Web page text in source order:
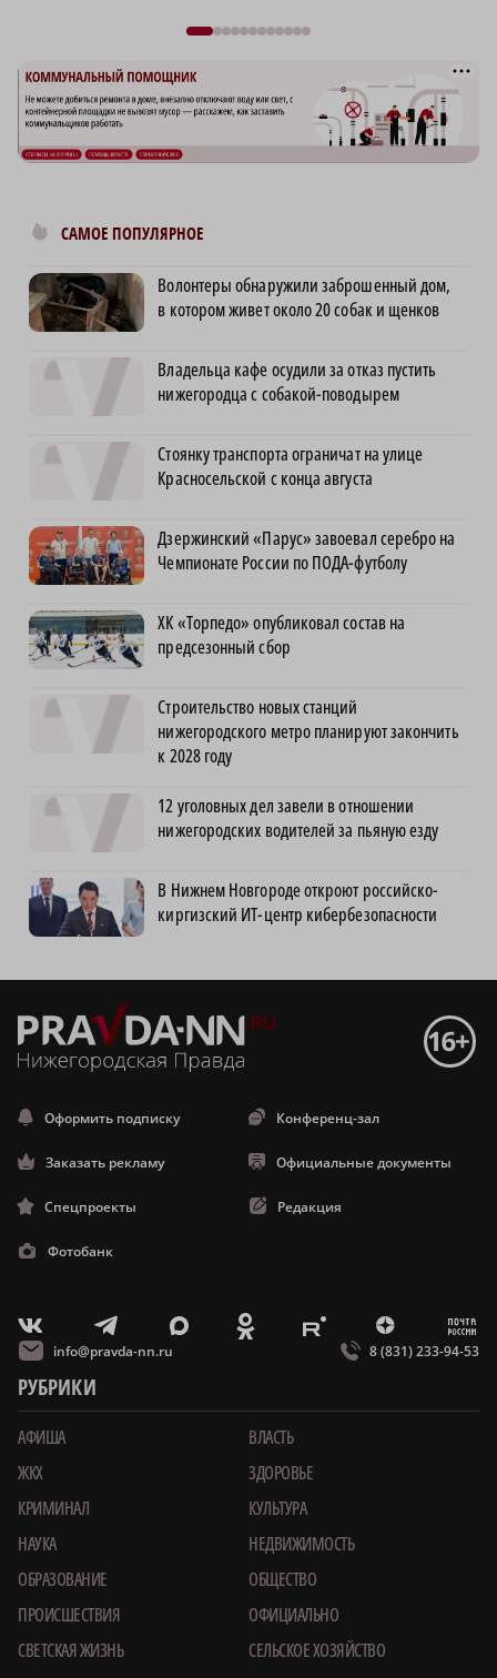
САМОЕ ПОПУЛЯРНОЕ
Волонтеры обнаружили заброшенный дом,
в котором живет около 20 собак и щенков
Владельца кафе осудили за отказ пустить
нижегородца с собакой-поводырем
Стоянку транспорта ограничат на улице
Красносельской с конца августа
Дзержинский «Парус» завоевал серебро на
Чемпионате России по ПОДА-футболу
ХК «Торпедо» опубликовал состав на
предсезонный сбор
Строительство новых станций
нижегородского метро планируют закончить
к 2028 году
12 уголовных дел завели в отношении
нижегородских водителей за пьяную езду
В Нижнем Новгороде откроют российско-
киргизский ИТ-центр кибербезопасности
Оформить подписку Конференц-зал
Заказать рекламу Официальные документы
Спецпроекты Редакция
Фотобанк
V T X O E Z m
info@pravda-nn.ru 8 (831) 233-94-53
РУБРИКИ
АФИША
ВЛАСТЬ
ЖКХ
ЗДОРОВЬЕ
КРИМИНАЛ
КУЛЬТУРА
НАУКА
НЕДВИЖИМОСТЬ
ОБРАЗОВАНИЕ
ОБЩЕСТВО
ПРОИСШЕСТВИЯ
ОФИЦИАЛЬНО
СВЕТСКАЯ ЖИЗНЬ
СЕЛЬСКОЕ ХОЗЯЙСТВО